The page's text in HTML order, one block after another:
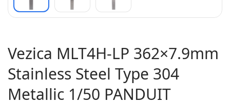
Vezica MLT4H-LP 362×7.9mm
Stainless Steel Type 304
Metallic 1/50 PANDUIT